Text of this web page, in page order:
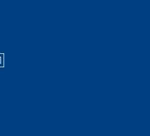
ブで開く）
で開く）
しいタブで開く）
く）